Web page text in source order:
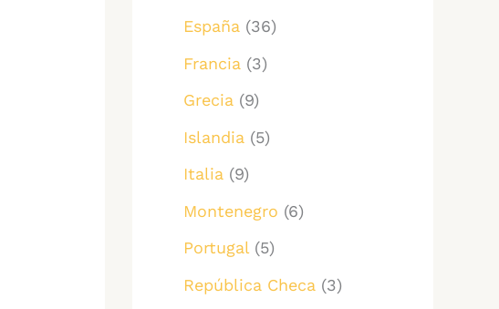
España (36)
Francia (3)
Grecia (9)
Islandia (5)
Italia (9)
Montenegro (6)
Portugal (5)
República Checa (3)